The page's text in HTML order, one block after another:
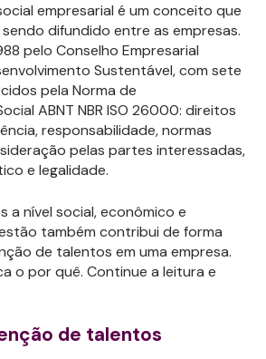
empresarial é um conceito que
difundido entre as empresas.
pelo Conselho Empresarial
Sustentável, com sete
pela Norma de
ABNT NBR ISO 26000: direitos
responsabilidade, normas
pelas partes interessadas,
e legalidade.
a nível social, econômico e
também contribui de forma
de talentos em uma empresa.
o por quê. Continue a leitura e
de talentos